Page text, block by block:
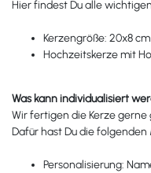
Hier findest Du alle
Kerzengröße: 20x8 cm
Hochzeitskerze mit
Was kann individualisiert
Wir fertigen die Kerze gerne
Dafür hast Du die folgenden
Personalisierung: